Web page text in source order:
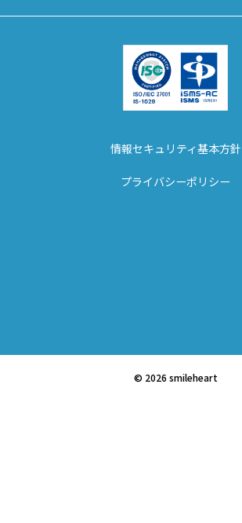
情報セキュリティ基本方針
プライバシーポリシー
© 2026 smileheart